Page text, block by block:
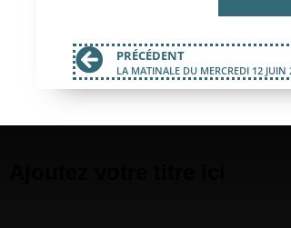
PRÉCÉDENT
LA MATINALE DU MERCREDI 12 JUIN